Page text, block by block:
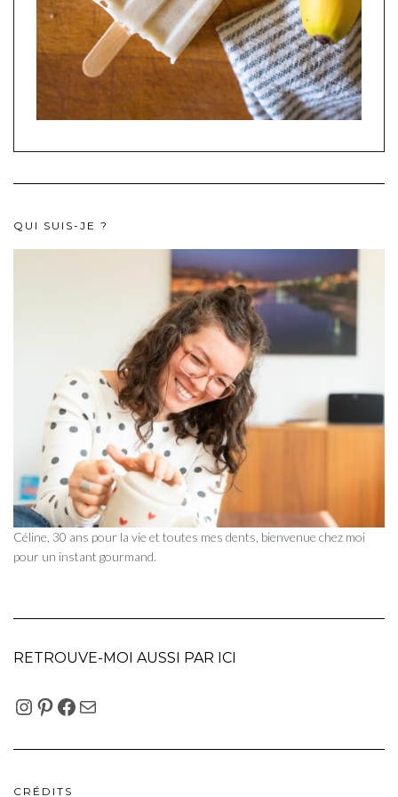
QUI SUIS-JE ?
Céline, 30 ans pour la vie et toutes mes dents, bienvenue chez moi
pour un instant gourmand.
RETROUVE-MOI AUSSI PAR ICI
INSTAGRAM
PINTEREST
FACEBOOK
E-MAIL
CRÉDITS